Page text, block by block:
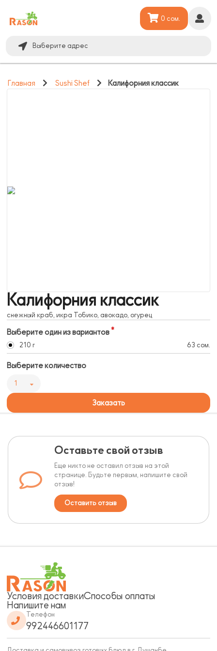
Выберите адрес
0 сом.
Главная Sushi Shef Калифорния классик
Калифорния классик
снежный краб, икра Тобико, авокадо, огурец
Выберите один из вариантов
210 г 63 сом.
Выберите количество
1
Заказать
Оставьте свой отзыв
Еще никто не оставил отзыв на этой
странице. Будьте первым, напишите свой
отзыв!
Оставить отзыв
Условия доставкиСпособы оплаты
Напишите нам
Телефон
992446601177